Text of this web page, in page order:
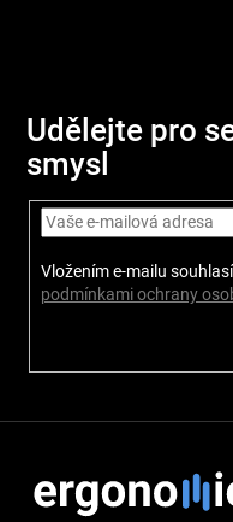
Udělejte pro
smysl
Vložením e-mailu
podmínkami ochrany